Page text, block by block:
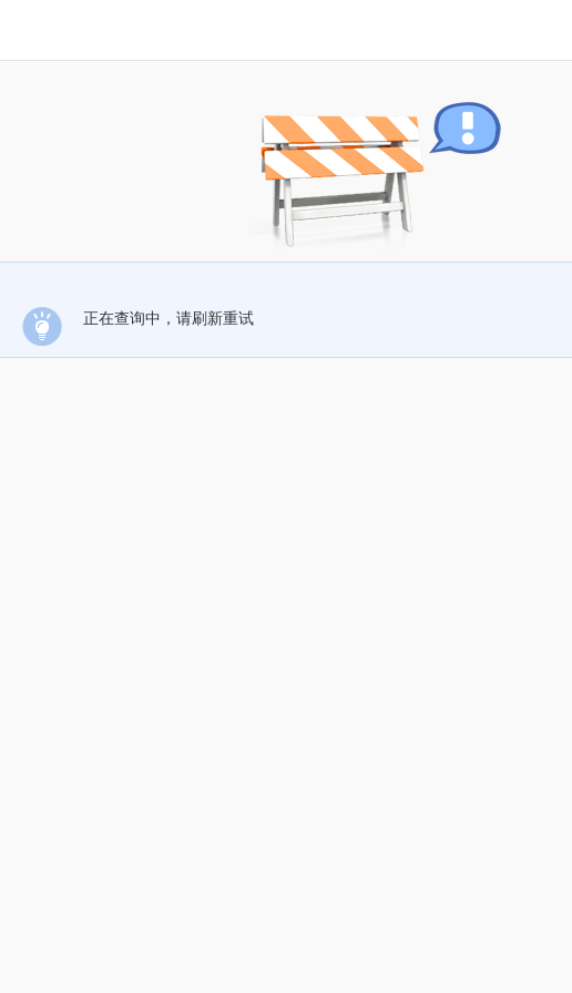
正在查询中，请刷新重试